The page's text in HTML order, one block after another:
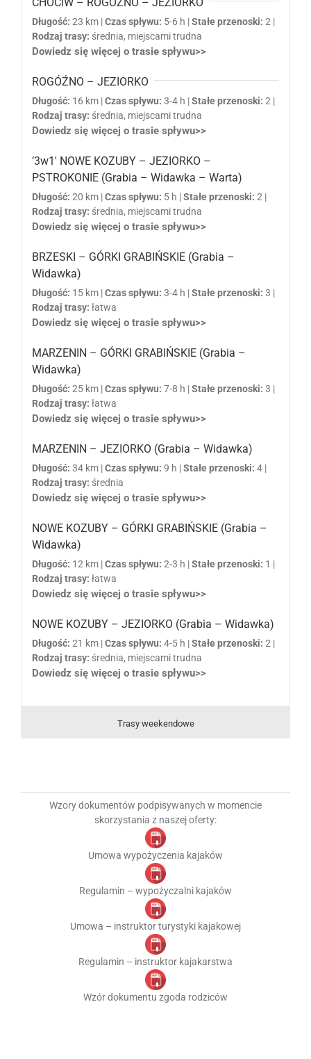
Długość: 23 km |Czas spływu: 5-6 h |Stałe przenoski: 2 |
Rodzaj trasy: średnia, miejscami trudna
Dowiedz się więcej o trasie spływu>>
ROGÓŹNO – JEZIORKO
Długość: 16 km |Czas spływu: 3-4 h |Stałe przenoski: 2 |
Rodzaj trasy: średnia, miejscami trudna
Dowiedz się więcej o trasie spływu>>
’3w1′ NOWE KOZUBY – JEZIORKO –
PSTROKONIE (Grabia – Widawka – Warta)
Długość: 20 km |Czas spływu: 5 h |Stałe przenoski: 2 |
Rodzaj trasy: średnia, miejscami trudna
Dowiedz się więcej o trasie spływu>>
BRZESKI – GÓRKI GRABIŃSKIE (Grabia –
Widawka)
Długość: 15 km |Czas spływu: 3-4 h |Stałe przenoski: 3 |
Rodzaj trasy: łatwa
Dowiedz się więcej o trasie spływu>>
MARZENIN – GÓRKI GRABIŃSKIE (Grabia –
Widawka)
Długość: 25 km |Czas spływu: 7-8 h |Stałe przenoski: 3 |
Rodzaj trasy: łatwa
Dowiedz się więcej o trasie spływu>>
MARZENIN – JEZIORKO (Grabia – Widawka)
Długość: 34 km |Czas spływu: 9 h |Stałe przenoski: 4 |
Rodzaj trasy: średnia
Dowiedz się więcej o trasie spływu>>
NOWE KOZUBY – GÓRKI GRABIŃSKIE (Grabia –
Widawka)
Długość: 12 km |Czas spływu: 2-3 h |Stałe przenoski: 1 |
Rodzaj trasy: łatwa
Dowiedz się więcej o trasie spływu>>
NOWE KOZUBY – JEZIORKO (Grabia – Widawka)
Długość: 21 km |Czas spływu: 4-5 h |Stałe przenoski: 2 |
Rodzaj trasy: średnia, miejscami trudna
Dowiedz się więcej o trasie spływu>>
Trasy weekendowe
Wzory dokumentów podpisywanych w momencie
skorzystania z naszej oferty:
Umowa wypożyczenia kajaków
Regulamin – wypożyczalni kajaków
Umowa – instruktor turystyki kajakowej
Regulamin – instruktor kajakarstwa
Wzór dokumentu zgoda rodziców